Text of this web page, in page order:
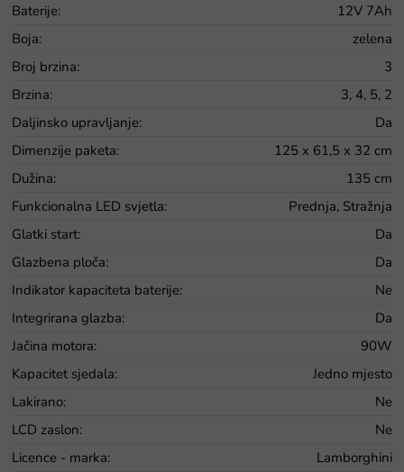
Baterije:
12V 7Ah
Boja:
zelena
Broj brzina:
3
Brzina:
3, 4, 5, 2
Daljinsko upravljanje:
Da
Dimenzije paketa:
125 x 61,5 x 32 cm
Dužina:
135 cm
Funkcionalna LED svjetla:
Prednja, Stražnja
Glatki start:
Da
Glazbena ploča:
Da
Indikator kapaciteta baterije:
Ne
Integrirana glazba:
Da
Jačina motora:
90W
Kapacitet sjedala:
Jedno mjesto
Lakirano:
Ne
LCD zaslon:
Ne
Licence - marka:
Lamborghini